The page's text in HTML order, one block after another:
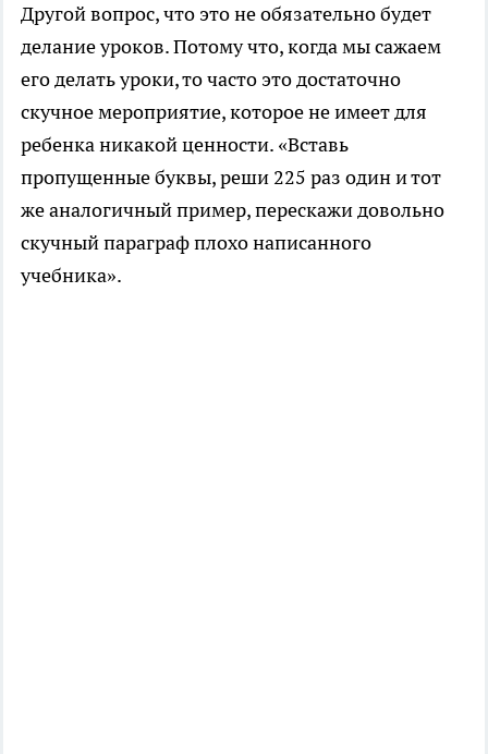
Другой вопрос, что это не обязательно будет
делание уроков. Потому что, когда мы сажаем
его делать уроки, то часто это достаточно
скучное мероприятие, которое не имеет для
ребенка никакой ценности. «Вставь
пропущенные буквы, реши 225 раз один и тот
же аналогичный пример, перескажи довольно
скучный параграф плохо написанного
учебника».